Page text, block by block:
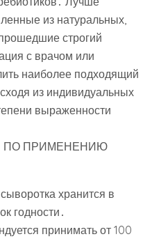
из натуральных,
строгий
с врачом или
наиболее подходящий
из индивидуальных
выраженности
ПО ПРИМЕНЕНИЮ
хранится в
годности․
принимать от 100